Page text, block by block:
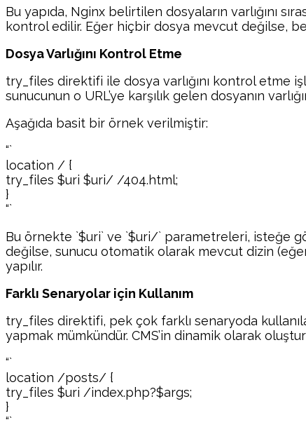
Bu yapıda, Nginx belirtilen dosyaların varlığını
kontrol edilir. Eğer hiçbir dosya mevcut değilse,
Dosya Varlığını Kontrol Etme
try_files direktifi ile dosya varlığını kontrol etme
sunucunun o URL’ye karşılık gelen dosyanın
Aşağıda basit bir örnek verilmiştir:
“`
location / {
try_files $uri $uri/ /404.html;
}
“`
Bu örnekte `$uri` ve `$uri/` parametreleri, isteğe
değilse, sunucu otomatik olarak mevcut dizin
yapılır.
Farklı Senaryolar için Kullanım
try_files direktifi, pek çok farklı senaryoda
yapmak mümkündür. CMS’in dinamik olarak
“`
location /posts/ {
try_files $uri /index.php?$args;
}
“`